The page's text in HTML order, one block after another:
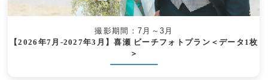
撮影期間：7月～3月
【2026年7月-2027年3月】喜瀬 ビーチフォトプラン＜データ1枚
＞